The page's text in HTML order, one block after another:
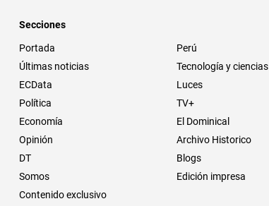
Secciones
Portada
Últimas noticias
ECData
Política
Economía
Opinión
DT
Somos
Contenido exclusivo
Perú
Tecnología y ciencias
Luces
TV+
El Dominical
Archivo Historico
Blogs
Edición impresa